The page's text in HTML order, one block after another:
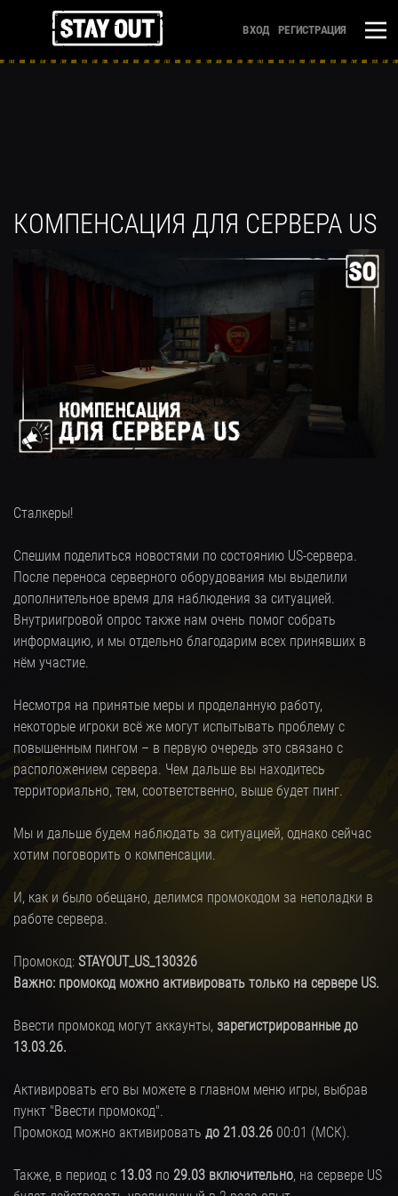
ВХОД РЕГИСТРАЦИЯ
КОМПЕНСАЦИЯ ДЛЯ СЕРВЕРА US
Сталкеры!
Спешим поделиться новостями по состоянию US-сервера.
После переноса серверного оборудования мы выделили
дополнительное время для наблюдения за ситуацией.
Внутриигровой опрос также нам очень помог собрать
информацию, и мы отдельно благодарим всех принявших в
нём участие.
Несмотря на принятые меры и проделанную работу,
некоторые игроки всё же могут испытывать проблему с
повышенным пингом – в первую очередь это связано с
расположением сервера. Чем дальше вы находитесь
территориально, тем, соответственно, выше будет пинг.
Мы и дальше будем наблюдать за ситуацией, однако сейчас
хотим поговорить о компенсации.
И, как и было обещано, делимся промокодом за неполадки в
работе сервера.
Промокод: STAYOUT_US_130326
Важно: промокод можно активировать только на сервере US.
Ввести промокод могут аккаунты, зарегистрированные до
13.03.26.
Активировать его вы можете в главном меню игры, выбрав
пункт "Ввести промокод".
Промокод можно активировать до 21.03.26 00:01 (МСК).
Также, в период с 13.03 по 29.03 включительно, на сервере US